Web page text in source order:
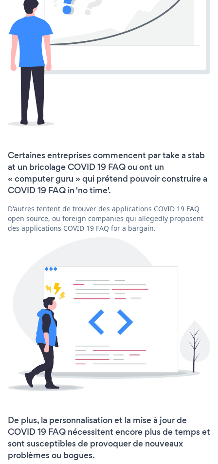
Certaines entreprises commencent par take a stab
at un bricolage COVID 19 FAQ ou ont un
« computer guru » qui prétend pouvoir construire a
COVID 19 FAQ in 'no time'.
D'autres tentent de trouver des applications COVID 19 FAQ
open source, ou foreign companies qui allegedly proposent
des applications COVID 19 FAQ for a bargain.
De plus, la personnalisation et la mise à jour de
COVID 19 FAQ nécessitent encore plus de temps et
sont susceptibles de provoquer de nouveaux
problèmes ou bogues.